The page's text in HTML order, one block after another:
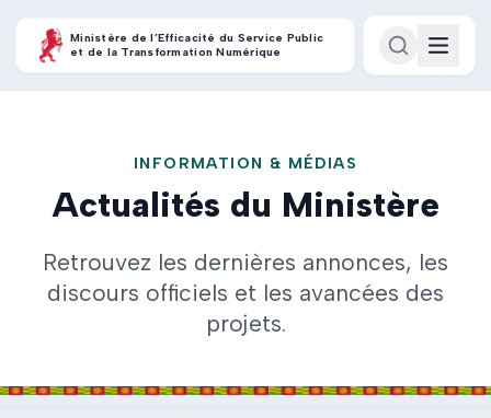
Ministère de l’Efficacité du Service Public
et de la Transformation Numérique
INFORMATION & MÉDIAS
Actualités du Ministère
Retrouvez les dernières annonces, les
discours officiels et les avancées des
projets.